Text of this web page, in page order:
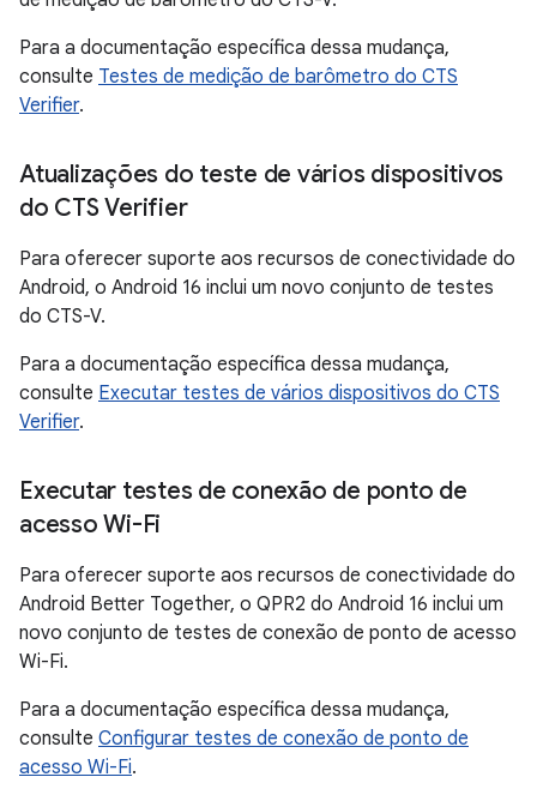
Para a documentação específica dessa mudança,
consulte Testes de medição de barômetro do CTS
Verifier.
Atualizações do teste de vários dispositivos
do CTS Verifier
Para oferecer suporte aos recursos de conectividade do
Android, o Android 16 inclui um novo conjunto de testes
do CTS-V.
Para a documentação específica dessa mudança,
consulte Executar testes de vários dispositivos do CTS
Verifier.
Executar testes de conexão de ponto de
acesso Wi-Fi
Para oferecer suporte aos recursos de conectividade do
Android Better Together, o QPR2 do Android 16 inclui um
novo conjunto de testes de conexão de ponto de acesso
Wi-Fi.
Para a documentação específica dessa mudança,
consulte Configurar testes de conexão de ponto de
acesso Wi-Fi.